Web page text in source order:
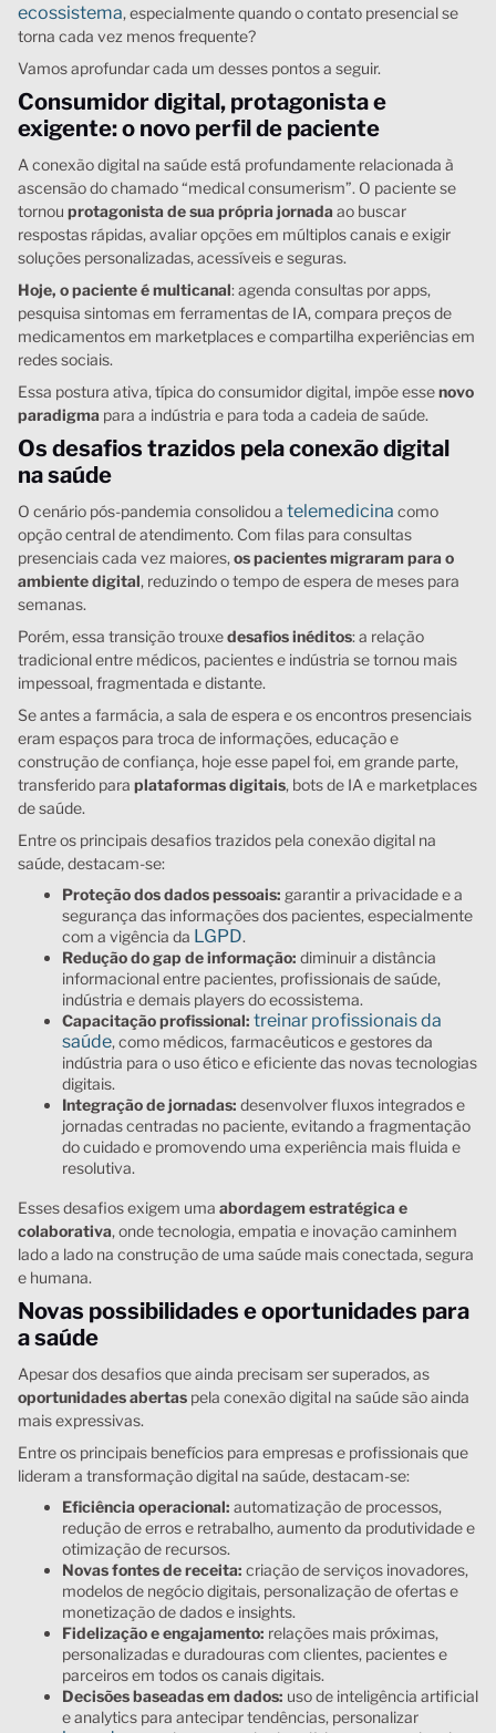
ecossistema, especialmente quando o contato presencial se
torna cada vez menos frequente?
Vamos aprofundar cada um desses pontos a seguir.
Consumidor digital, protagonista e
exigente: o novo perfil de paciente
A conexão digital na saúde está profundamente relacionada à
ascensão do chamado “medical consumerism”. O paciente se
tornou protagonista de sua própria jornada ao buscar
respostas rápidas, avaliar opções em múltiplos canais e exigir
soluções personalizadas, acessíveis e seguras.
Hoje, o paciente é multicanal: agenda consultas por apps,
pesquisa sintomas em ferramentas de IA, compara preços de
medicamentos em marketplaces e compartilha experiências em
redes sociais.
Essa postura ativa, típica do consumidor digital, impõe essenovo
paradigma para a indústria e para toda a cadeia de saúde.
Os desafios trazidos pela conexão digital
na saúde
O cenário pós-pandemia consolidou a telemedicina como
opção central de atendimento. Com filas para consultas
presenciais cada vez maiores, os pacientes migraram para o
ambiente digital, reduzindo o tempo de espera de meses para
semanas.
Porém, essa transição trouxedesafios inéditos: a relação
tradicional entre médicos, pacientes e indústria se tornou mais
impessoal, fragmentada e distante.
Se antes a farmácia, a sala de espera e os encontros presenciais
eram espaços para troca de informações, educação e
construção de confiança, hoje esse papel foi, em grande parte,
transferido para plataformas digitais, bots de IA e marketplaces
de saúde.
Entre os principais desafios trazidos pela conexão digital na
saúde, destacam-se:
Proteção dos dados pessoais: garantir a privacidade e a
segurança das informações dos pacientes, especialmente
com a vigência da LGPD.
Redução do gap de informação: diminuir a distância
informacional entre pacientes, profissionais de saúde,
indústria e demais players do ecossistema.
Capacitação profissional: treinar profissionais da
saúde, como médicos, farmacêuticos e gestores da
indústria para o uso ético e eficiente das novas tecnologias
digitais.
Integração de jornadas: desenvolver fluxos integrados e
jornadas centradas no paciente, evitando a fragmentação
do cuidado e promovendo uma experiência mais fluida e
resolutiva.
Esses desafios exigem uma abordagem estratégica e
colaborativa, onde tecnologia, empatia e inovação caminhem
lado a lado na construção de uma saúde mais conectada, segura
e humana.
Novas possibilidades e oportunidades para
a saúde
Apesar dos desafios que ainda precisam ser superados, as
oportunidades abertas pela conexão digital na saúde são ainda
mais expressivas.
Entre os principais benefícios para empresas e profissionais que
lideram a transformação digital na saúde, destacam-se:
Eficiência operacional: automatização de processos,
redução de erros e retrabalho, aumento da produtividade e
otimização de recursos.
Novas fontes de receita: criação de serviços inovadores,
modelos de negócio digitais, personalização de ofertas e
monetização de dados e insights.
Fidelização e engajamento: relações mais próximas,
personalizadas e duradouras com clientes, pacientes e
parceiros em todos os canais digitais.
Decisões baseadas em dados: uso de inteligência artificial
e analytics para antecipar tendências, personalizar